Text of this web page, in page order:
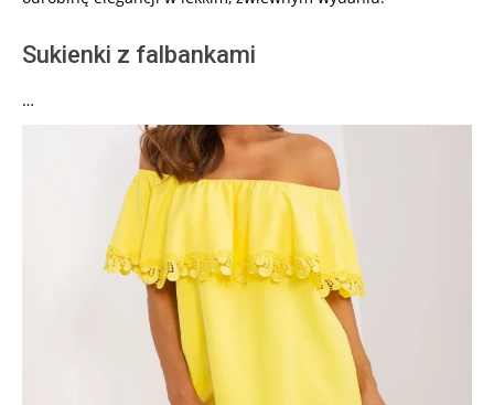
Sukienki z falbankami
…